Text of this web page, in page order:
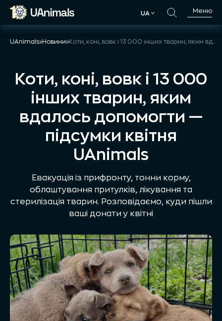
Skip
UA
Меню
UAnimals»Новини»
Коти, коні, вовк і 13 000
інших тварин, яким
вдалось допомогти —
підсумки квітня
UAnimals
Евакуація із прифронту, тонни корму,
облаштування притулків, лікування та
стерилізація тварин. Розповідаємо, куди пішли
ваші донати у квітні